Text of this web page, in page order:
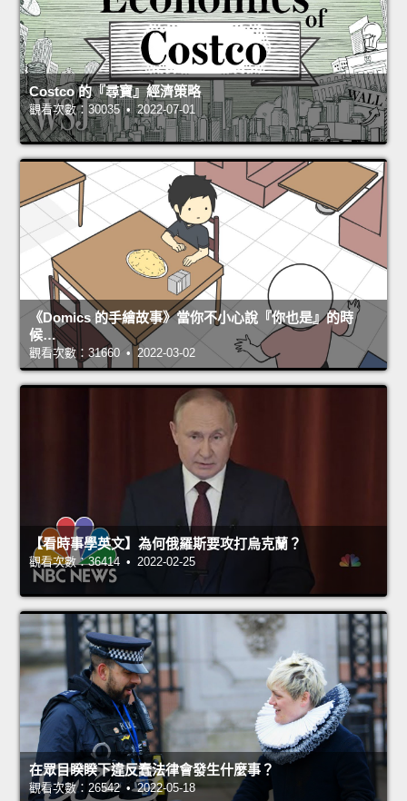
Costco 的『尋寶』經濟策略
觀看次數：30035 • 2022-07-01
《Domics 的手繪故事》當你不小心說『你也是』的時
候…
觀看次數：31660 • 2022-03-02
【看時事學英文】為何俄羅斯要攻打烏克蘭？
觀看次數：36414 • 2022-02-25
在眾目睽睽下違反蠢法律會發生什麼事？
觀看次數：26542 • 2022-05-18